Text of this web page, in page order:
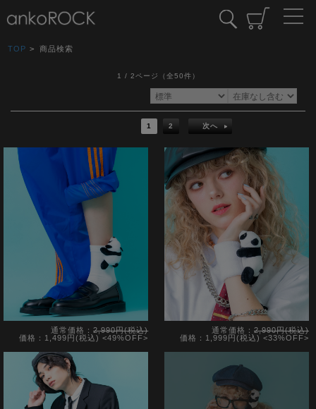
TOP > 商品検索
1 / 2ページ （全50件）
1 2 次へ
通常価格：2,990円(税込)
価格：1,499円(税込)<49%OFF>
通常価格： 2,990円(税込)
価格：1,999円(税込) <33%OFF>